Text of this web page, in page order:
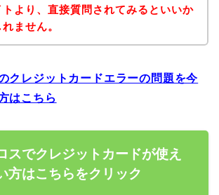
トより、直接質問されてみるといいか
ません。
クレジットカードエラーの問題を今
はこちら
スでクレジットカードが使え
方はこちらをクリック